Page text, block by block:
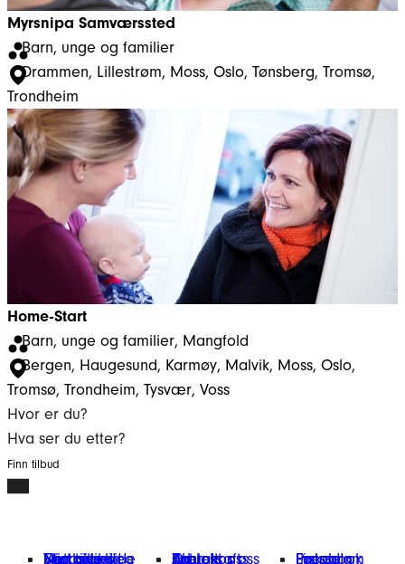
Myrsnipa Samværssted
Barn, unge og familier
Drammen, Lillestrøm, Moss, Oslo, Tønsberg, Tromsø,
Trondheim
Home-Start
Barn, unge og familier, Mangfold
Bergen, Haugesund, Karmøy, Malvik, Moss, Oslo,
Tromsø, Trondheim, Tysvær, Voss
Hvor er du?
Hva ser du etter?
Finn tilbud
Finn tilbud
Vårt arbeid
Engasjer deg
Nettbutikk
Min giverside Om oss
Kontakt oss
Bærekraft
Aktuelt
Jobb hos oss Presse
Facebook
Instagram
LinkedIn